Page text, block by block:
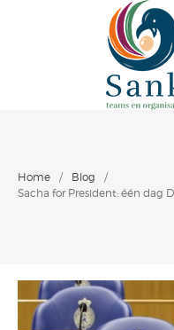
Home / Blog
/
Sacha for President: één dag